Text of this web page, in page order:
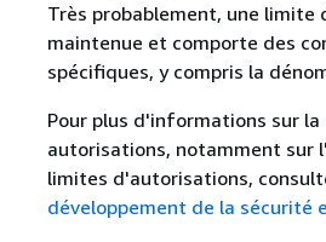
Très probablement, une
maintenue et comporte des
spécifiques, y compris la
Pour plus d'informations sur
autorisations, notamment sur
limites d'autorisations,
développement de la sécurité